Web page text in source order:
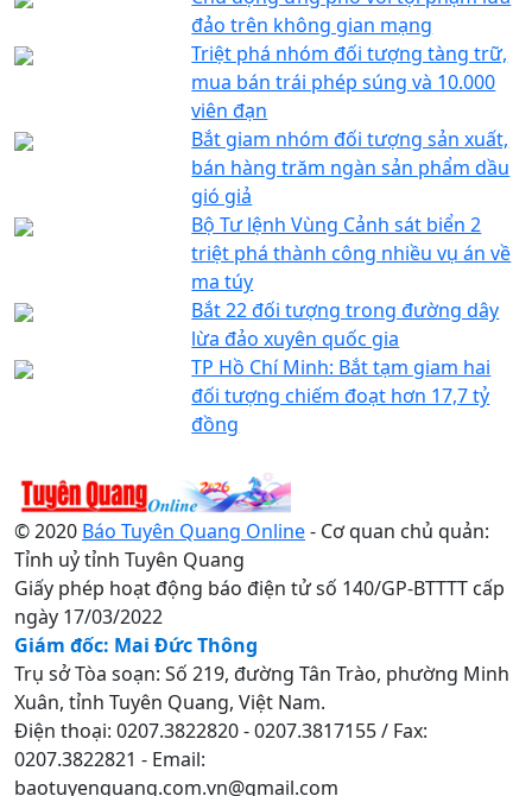
đảo trên không gian mạng
Triệt phá nhóm đối tượng tàng trữ,
mua bán trái phép súng và 10.000
viên đạn
Bắt giam nhóm đối tượng sản xuất,
bán hàng trăm ngàn sản phẩm dầu
gió giả
Bộ Tư lệnh Vùng Cảnh sát biển 2
triệt phá thành công nhiều vụ án về
ma túy
Bắt 22 đối tượng trong đường dây
lừa đảo xuyên quốc gia
TP Hồ Chí Minh: Bắt tạm giam hai
đối tượng chiếm đoạt hơn 17,7 tỷ
đồng
© 2020 Báo Tuyên Quang Online- Cơ quan chủ quản:
Tỉnh uỷ tỉnh Tuyên Quang
Giấy phép hoạt động báo điện tử số 140/GP-BTTTT cấp
ngày 17/03/2022
Giám đốc: Mai Đức Thông
Trụ sở Tòa soạn: Số 219, đường Tân Trào, phường Minh
Xuân, tỉnh Tuyên Quang, Việt Nam.
Điện thoại: 0207.3822820 - 0207.3817155 / Fax:
0207.3822821 - Email:
baotuyenquang.com.vn@gmail.com